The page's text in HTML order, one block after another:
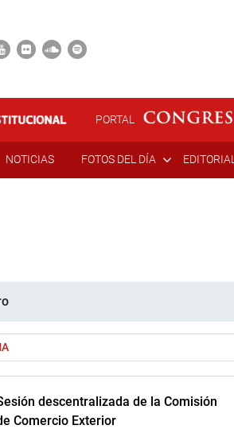
PORTAL
NOTICIAS FOTOS DEL DÍA EDITORIAL
descentralizada de la Comisión
Comercio Exterior